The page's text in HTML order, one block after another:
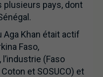
plusieurs pays, dont
Aga Khan était actif
Faso,
(Faso
et SOSUCO) et